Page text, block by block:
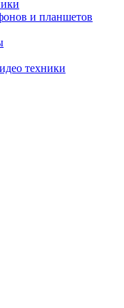
и планшетов
техники